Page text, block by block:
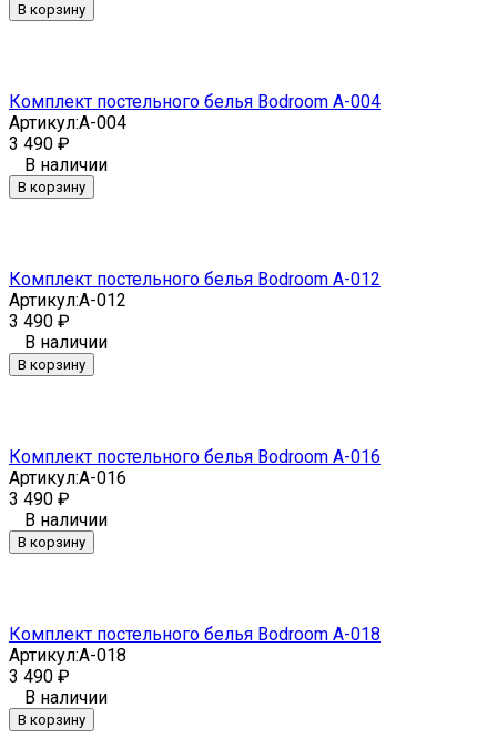
В корзину
Комплект постельного белья Bodroom A-004
Артикул:A-004
3 490 ₽
В наличии
В корзину
Комплект постельного белья Bodroom A-012
Артикул:A-012
3 490 ₽
В наличии
В корзину
Комплект постельного белья Bodroom A-016
Артикул:A-016
3 490 ₽
В наличии
В корзину
Комплект постельного белья Bodroom A-018
Артикул:A-018
3 490 ₽
В наличии
В корзину